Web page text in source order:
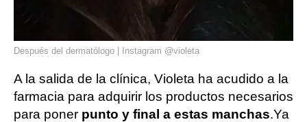
Después del dermatólogo | Instagram @violeta
A la salida de la clínica, Violeta ha acudido a la
farmacia para adquirir los productos necesarios
para poner punto y final a estas manchas.Ya